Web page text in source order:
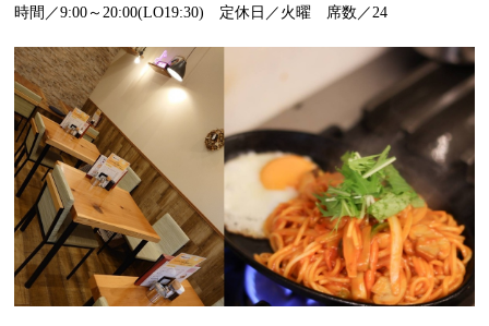
時間／9:00～20:00(LO19:30) 定休日／火曜 席数／24